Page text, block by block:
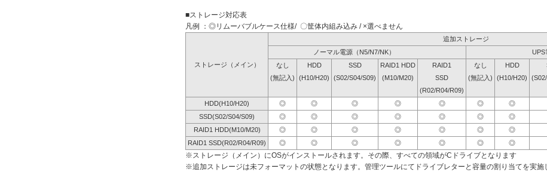
■ストレージ対応表
凡例 ：◎リムーバブルケース仕様/ 〇筐体内組み込み / ×選べません
追加ストレージ
ノーマル電源（N5/N7/NK）
ストレージ（メイン）
なし HDD SSD RAID1 HDD RAID1 なし HDD
(無記入)
(H10/H20) (S02/S04/S09) (M10/M20) SSD (無記入) (H10/H20)
(R02/R04/R09)
HDD(H10/H20)
◎ ◎ ◎ ◎ ◎ ◎ ◎
SSD(S02/S04/S09)
◎ ◎ ◎ ◎ ◎ ◎ ◎
RAID1 HDD(M10/M20)
◎ ◎ ◎ ◎ ◎ ◎ ◎
RAID1 SSD(R02/R04/R09)
◎ ◎ ◎ ◎ ◎ ◎ ◎
※ストレージ（メイン）にOSがインストールされます。その際、すべての領域がCドライブとなります
※追加ストレージは未フォーマットの状態となります。管理ツールにてドライブレターと容量の割り当てを実施